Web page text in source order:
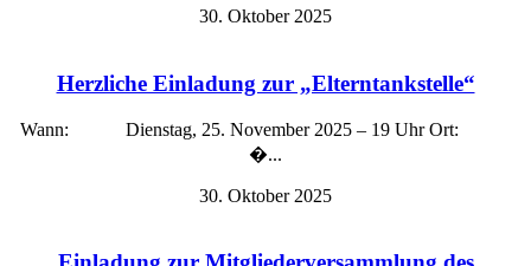
30. Oktober 2025
Herzliche Einladung zur „Elterntankstelle“
Wann: Dienstag, 25. November 2025 – 19 Uhr Ort:
�...
30. Oktober 2025